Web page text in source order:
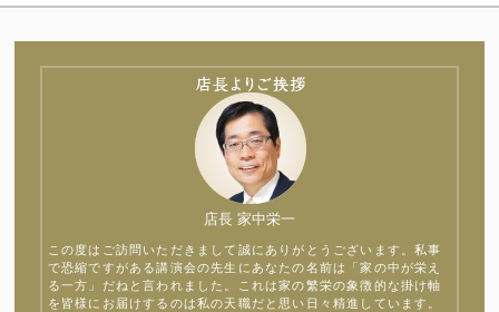
店長 家中栄一
この度はご訪問いただきまして誠にありがとうございます。私事
で恐縮ですがある講演会の先生にあなたの名前は「家の中が栄え
る一方」だねと言われました。これは家の繁栄の象徴的な掛け軸
を皆様にお届けするのは私の天職だと思い日々精進しています。